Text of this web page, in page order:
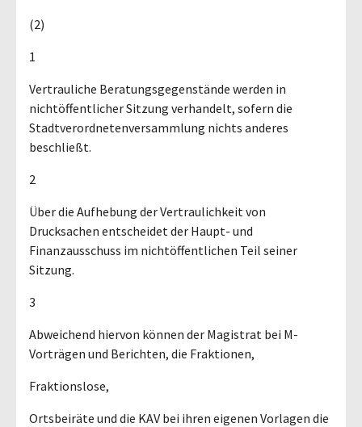
(2)
1
Vertrauliche Beratungsgegenstände werden in
nichtöffentlicher Sitzung verhandelt, sofern die
Stadtverordnetenversammlung nichts anderes
beschließt.
2
Über die Aufhebung der Vertraulichkeit von
Drucksachen entscheidet der Haupt- und
Finanzausschuss im nichtöffentlichen Teil seiner
Sitzung.
3
Abweichend hiervon können der Magistrat bei M-
Vorträgen und Berichten, die Fraktionen,
Fraktionslose,
Ortsbeiräte und die KAV bei ihren eigenen Vorlagen die